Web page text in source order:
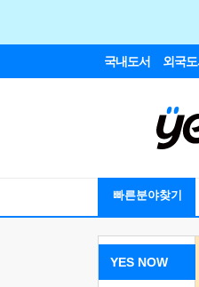
국내도서 외국도
빠른분야찾기
YES NOW